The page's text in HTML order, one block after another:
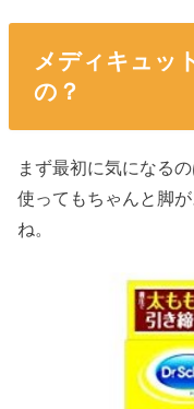
メディキュッ
の？
まず最初に気になる
使ってもちゃんと脚
ね。